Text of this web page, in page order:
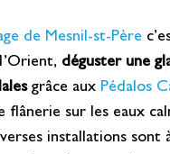
de Mesnil-st-Père
déguster une
grâce aux Pédalos
flânerie sur les eaux
installations